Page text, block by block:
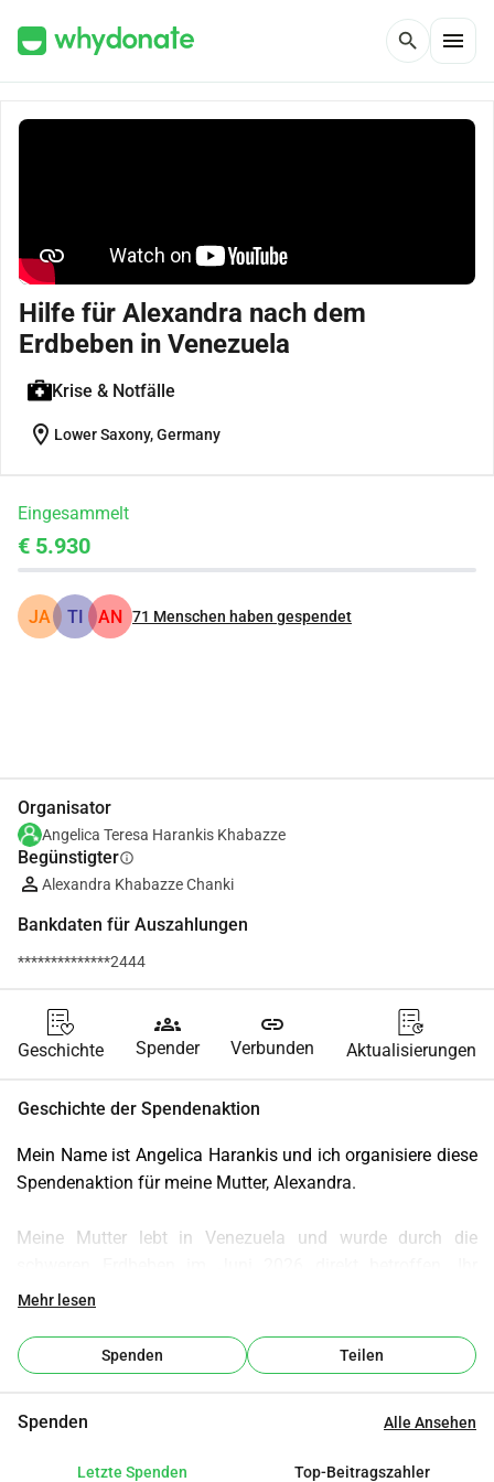
search menu
Hilfe für Alexandra nach dem
Erdbeben in Venezuela
Krise & Notfälle
location_on Lower Saxony, Germany
Eingesammelt
€ 5.930
JA TI AN 71 Menschen haben gespendet
Organisator
Angelica Teresa Harankis Khabazze
Begünstigterinfo
Alexandra Khabazze Chanki
Bankdaten für Auszahlungen
**************2444
Geschichte
groups
Spender
link
Verbunden Aktualisierungen
Geschichte der Spendenaktion
Mein Name ist Angelica Harankis und ich organisiere diese
Spendenaktion für meine Mutter, Alexandra.
Meine Mutter lebt in Venezuela und wurde durch die
Zuhause wurde vollständig zerstört. Sie hat dabei alles
Kleidung, wichtige Unterlagen, Erinnerungsstücke und den
sicheren Ort, an dem sie gelebt hat.
Während des Bebens stürzte das Gebäude ein. Meine
Mehr lesen
Spenden Teilen
Spenden Alle Ansehen
Letzte Spenden Top-Beitragszahler